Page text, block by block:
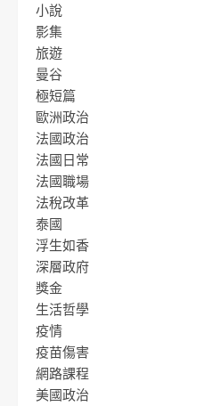
小說
影集
旅遊
曼谷
極短篇
歐洲政治
法國政治
法國日常
法國職場
法稅改革
泰國
浮生如香
深層政府
獎金
生活哲學
疫情
疫苗傷害
網路課程
美國政治